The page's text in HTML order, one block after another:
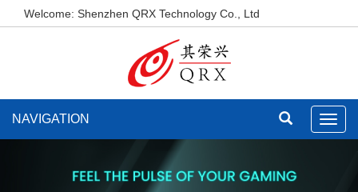
Welcome: Shenzhen QRX Technology Co., Ltd
NAVIGATION